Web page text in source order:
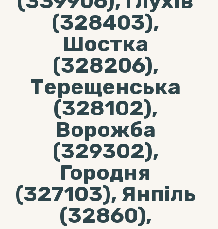
(328403),
Шостка
(328206),
Терещенська
(328102),
Ворожба
(329302),
Городня
(327103), Янпіль
(32860),